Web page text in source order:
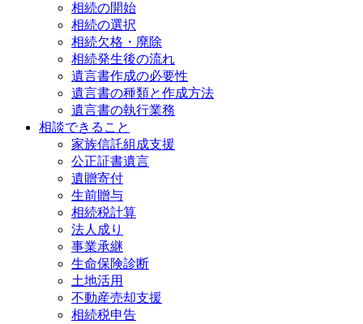
相続の開始
相続の選択
相続欠格・廃除
相続発生後の流れ
遺言書作成の必要性
遺言書の種類と作成方法
遺言書の執行業務
相談できること
家族信託組成支援
公正証書遺言
遺贈寄付
生前贈与
相続税計算
法人成り
事業承継
生命保険診断
土地活用
不動産売却支援
相続税申告